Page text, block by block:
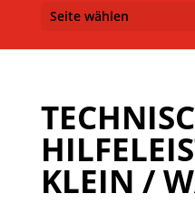
Seite wählen
KLEIN /